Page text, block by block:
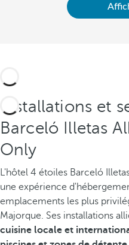
Installations et
Barceló Illetas
Only
L'hôtel 4 étoiles Barceló
une expérience
emplacements les plus
Majorque. Ses installations
cuisine locale et